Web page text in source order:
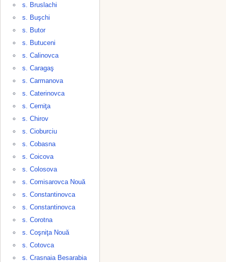
s. Bruslachi
s. Buşchi
s. Butor
s. Butuceni
s. Calinovca
s. Caragaş
s. Carmanova
s. Caterinovca
s. Cerniţa
s. Chirov
s. Cioburciu
s. Cobasna
s. Coicova
s. Colosova
s. Comisarovca Nouă
s. Constantinovca
s. Constantinovca
s. Corotna
s. Coşniţa Nouă
s. Cotovca
s. Crasnaia Besarabia